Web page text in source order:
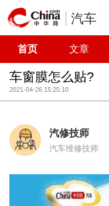
汽车
首页 文章
车窗膜怎么贴?
2021-04-26 15:25:10
汽修技师
汽车维修技师